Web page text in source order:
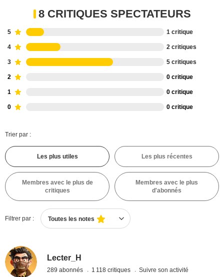
8 CRITIQUES SPECTATEURS
5 1 critique
4 2 critiques
3 5 critiques
2 0 critique
1 0 critique
0 0 critique
Trier par :
Les plus utiles Les plus récentes
Membres avec le plus de
critiques
Membres avec le plus
d'abonnés
Filtrer par : Toutes les notes
Lecter_H
289 abonnés 1 118 critiques Suivre son activité